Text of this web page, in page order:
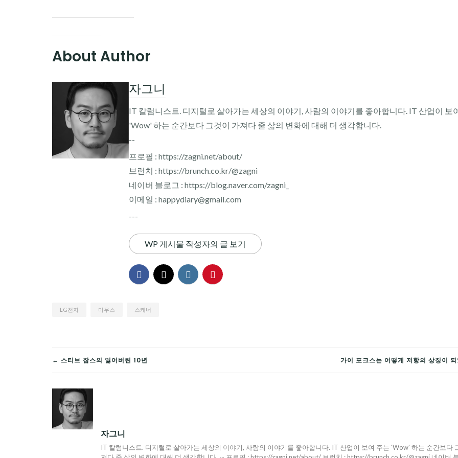
About Author
자그니
IT 칼럼니스트. 디지털로 살아가는 세상의 이야기, 사람의 이야기를 좋아합니다. IT 산업이 보
'Wow' 하는 순간보다 그것이 가져다 줄 삶의 변화에 대해 더 생각합니다.
--
프로필 : https://zagni.net/about/
브런치 : https://brunch.co.kr/@zagni
네이버 블로그 : https://blog.naver.com/zagni_
이메일 : happydiary@gmail.com
---
WP 게시물 작성자의 글 보기
LG전자 마우스 스캐너
글
탐
색
← 스티브 잡스의 잃어버린 10년 가이 포크스는 어떻게 저항의 상징이
자그니
IT 칼럼니스트. 디지털로 살아가는 세상의 이야기, 사람의 이야기를 좋아합니다. IT 산업이 보여 주는 'Wow' 하는 순간보다